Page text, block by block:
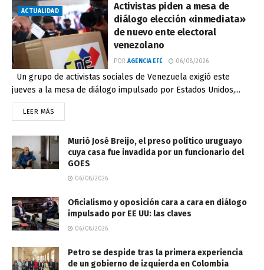
ACTUALIDAD
Activistas piden a mesa de
diálogo elección «inmediata»
de nuevo ente electoral
venezolano
POR AGENCIA EFE 06/08/2026
Un grupo de activistas sociales de Venezuela exigió este
jueves a la mesa de diálogo impulsado por Estados Unidos,...
LEER MÁS
Murió José Breijo, el preso político uruguayo
cuya casa fue invadida por un funcionario del
GOES
06/08/2026
Oficialismo y oposición cara a cara en diálogo
impulsado por EE UU: las claves
06/08/2026
Petro se despide tras la primera experiencia
de un gobierno de izquierda en Colombia